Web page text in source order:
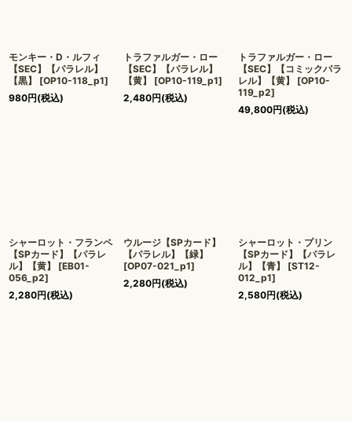
モンキー・D・ルフィ
【SEC】【パラレル】
【黒】
[OP10-118_p1]
980円(税込)
トラファルガー・ロー
【SEC】【パラレル】
【黄】
[OP10-119_p1]
2,480円(税込)
トラファルガー・ロー
【SEC】【コミックパラ
レル】【黄】
[OP10-
119_p2]
49,800円(税込)
シャーロット・フランペ
【SPカード】【パラレ
ル】【黄】
[EB01-
056_p2]
2,280円(税込)
ウルージ【SPカード】
【パラレル】【緑】
[OP07-021_p1]
2,280円(税込)
シャーロット・プリン
【SPカード】【パラレ
ル】【青】
[ST12-
012_p1]
2,580円(税込)